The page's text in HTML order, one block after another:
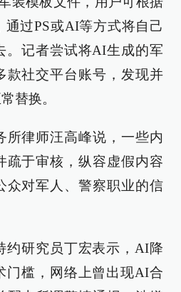
过PS或AI等方式将自己
。记者尝试将AI生成的军
款社交平台账号，发现并
替换。
所律师汪高峰说，一些内
疏于审核，纵容虚假内容
众对军人、警察职业的信
约研究员丁宏表示，AI降
门槛，网络上曾出现AI合